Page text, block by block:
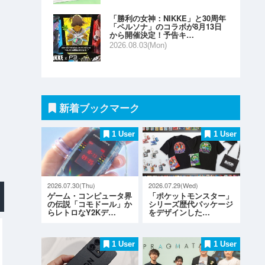
「勝利の女神：NIKKE」と30周年
「ペルソナ」のコラボが8月13日
から開催決定！予告キ…
2026.08.03(Mon)
新着ブックマーク
1 User
2026.07.30(Thu)
ゲーム・コンピュータ界
の伝説「コモドール」か
らレトロなY2Kデ…
1 User
2026.07.29(Wed)
「ポケットモンスター」
シリーズ歴代パッケージ
をデザインした…
1 User 1 User